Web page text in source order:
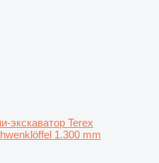
экскаватор Terex
1.300 mm